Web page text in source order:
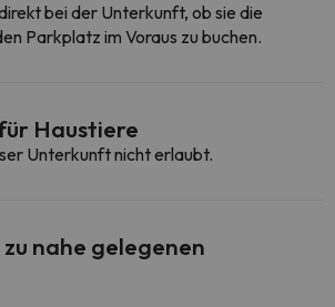
bei der Unterkunft, ob sie die
Parkplatz im Voraus zu buchen.
Haustiere
Unterkunft nicht erlaubt.
nahe gelegenen